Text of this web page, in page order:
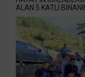
ALAN 5 KATLI